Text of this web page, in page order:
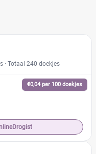
· Totaal 240 doekjes
€0,04 per 100 doekjes